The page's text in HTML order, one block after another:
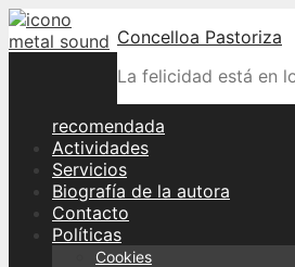
Skip
to
Concelloa Pastoriza
La felicidad está en
recomendada
Actividades
Servicios
Biografía de la autora
Contacto
Políticas
Cookies